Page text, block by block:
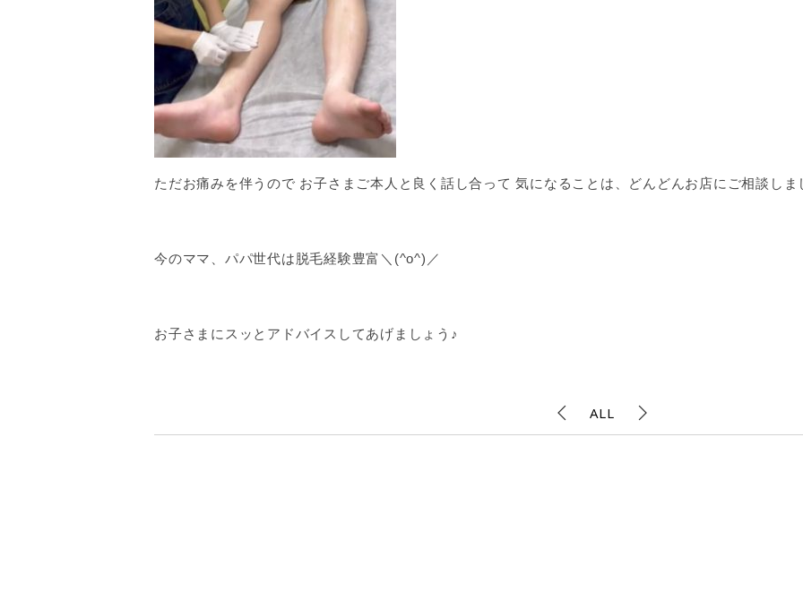
ただお痛みを伴うので お子さまご本人と良く話し合って 気になることは、どんどんお店にご相談しま
今のママ、パパ世代は脱毛経験豊富＼(^o^)／
お子さまにスッとアドバイスしてあげましょう♪
ALL